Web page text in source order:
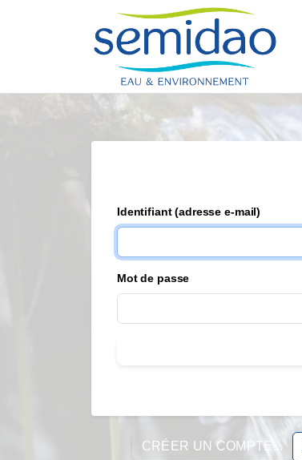
identifiant (adresse e-mail)
mot de passe
CRÉER UN COMPTE...